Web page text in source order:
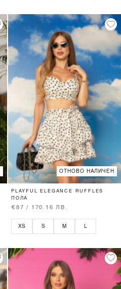
ОТНОВО НАЛИЧЕН
PLAYFUL ELEGANCE RUFFLES
ПОЛА
€87 / 170.16 ЛВ.
XS S M